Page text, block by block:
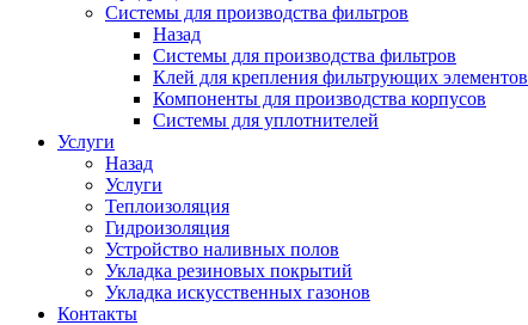
Системы для производства фильтров
Назад
Системы для производства фильтров
Клей для крепления фильтрующих элементов
Компоненты для производства корпусов
Системы для уплотнителей
Услуги
Назад
Услуги
Теплоизоляция
Гидроизоляция
Устройство наливных полов
Укладка резиновых покрытий
Укладка искусственных газонов
Контакты